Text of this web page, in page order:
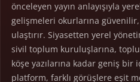
önceleyen yayın anlayışıyla
gelişmeleri okurlarına
ulaştırır. Siyasetten yerel
sivil toplum kuruluşlarına,
köşe yazılarına kadar geniş bir
platform, farklı görüşlere eşit